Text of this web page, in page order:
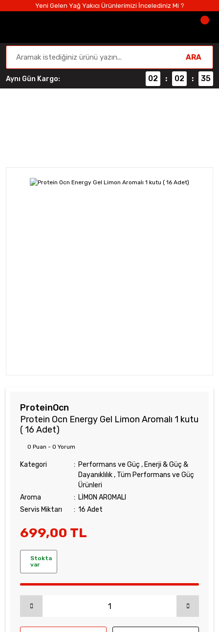
Yeni Gelen Yağ Yakıcı Ürünlerimizi İncelediniz Mi ?
ARA
Aynı Gün Kargo: 02 : 02 : 34
ProteinOcn
Protein Ocn Energy Gel Limon Aromalı 1 kutu
( 16 Adet)
0 Puan - 0 Yorum
Kategori Performans ve Güç , Enerji & Güç &
Dayanıklılık, Tüm Performans ve Güç
Ürünleri
Aroma
LİMON AROMALI
Servis Miktarı
16 Adet
699,00 TL
Stokta
var